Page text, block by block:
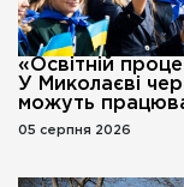
«Освітній
У Миколаєві
можуть
05 серпня 2026